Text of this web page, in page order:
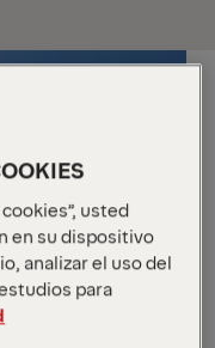
usted
en su dispositivo
analizar el uso del
para